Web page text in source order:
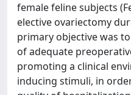
female feline subjects
elective ovariectomy
primary objective was
of adequate
promoting a clinical
inducing stimuli, in